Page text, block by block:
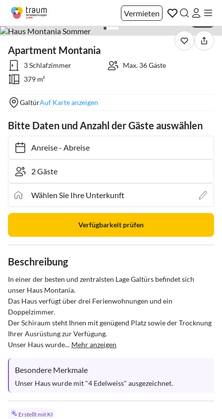
Vermieten
Apartment Montania
3 Schlafzimmer
Max. 36 Gäste
379 m²
GaltürAuf Karte anzeigen
Bitte Daten und Anzahl der Gäste auswählen
Anreise- Abreise
Verfügbarkeit prüfen
Beschreibung
In einer der besten und zentralsten Lage Galtürs befindet sich
unser Haus Montania.
Das Haus verfügt über drei Ferienwohnungen und ein
Doppelzimmer.
Der Schiraum steht Ihnen mit genügend Platz sowie der Trocknung
Ihrer Ausrüstung zur Verfügung.
Unser Haus wurde... Mehr anzeigen
Besondere Merkmale
Unser Haus wurde mit "4 Edelweiss" ausgezeichnet.
Erstellt mit KI